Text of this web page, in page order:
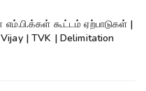
கூட்டம் ஏற்பாடுகள் |
| TVK | Delimitation